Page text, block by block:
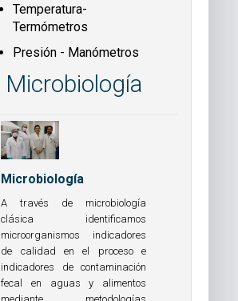
Temperatura-
Termómetros
Presión - Manómetros
Microbiología
Microbiología
A través de microbiología
clásica identificamos
microorganismos indicadores
de calidad en el proceso e
indicadores de contaminación
fecal en aguas y alimentos